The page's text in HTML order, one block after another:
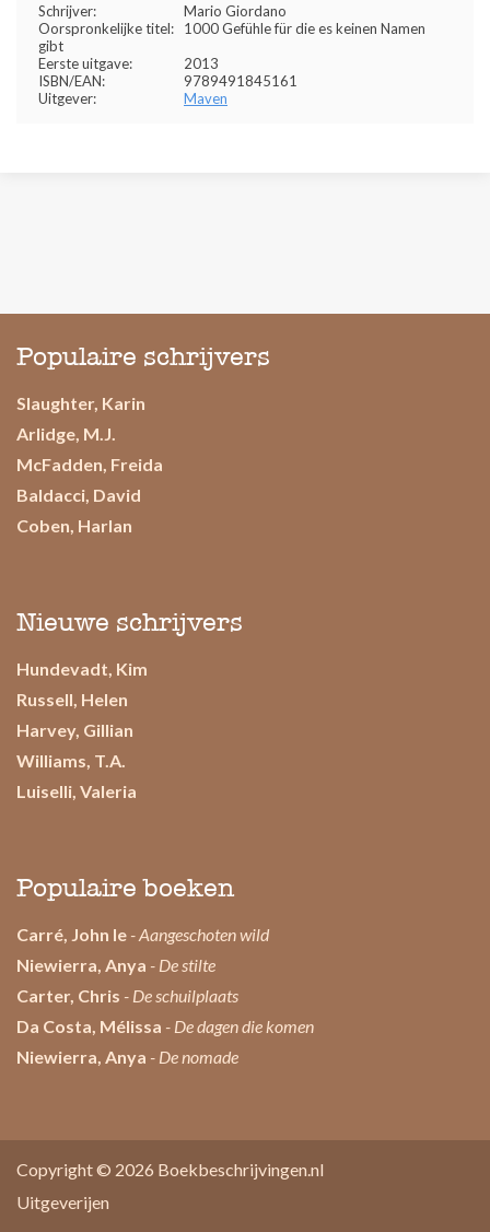
Schrijver:
Mario Giordano
Oorspronkelijke titel:
1000 Gefühle für die es keinen Namen
gibt
Eerste uitgave:
2013
ISBN/EAN:
9789491845161
Uitgever:
Maven
Populaire schrijvers
Slaughter, Karin
Arlidge, M.J.
McFadden, Freida
Baldacci, David
Coben, Harlan
Nieuwe schrijvers
Hundevadt, Kim
Russell, Helen
Harvey, Gillian
Williams, T.A.
Luiselli, Valeria
Populaire boeken
Carré, John le - Aangeschoten wild
Niewierra, Anya - De stilte
Carter, Chris - De schuilplaats
Da Costa, Mélissa - De dagen die komen
Niewierra, Anya - De nomade
Copyright © 2026 Boekbeschrijvingen.nl
Uitgeverijen